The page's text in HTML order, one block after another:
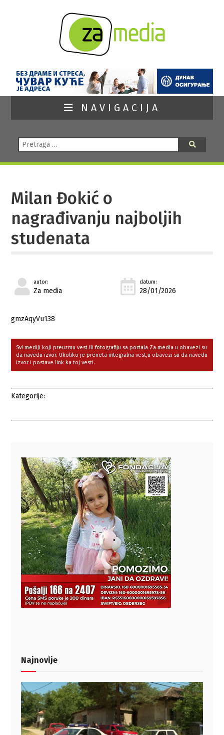
NAVIGACIJA
Pretraga:
Milan Đokić o
nagrađivanju najboljih
studenata
autor:
Za media
datum:
28/01/2026
gmzAqyVu138
Svi mediji koji preuzmu vest ili fotografiju sa portala Za media u obavezi su
da navedu izvor. Ukoliko je preneta integralna vest,u obavezi su da navedu
izvor i postave link ka toj vesti.
Kategorije:
Najnovije